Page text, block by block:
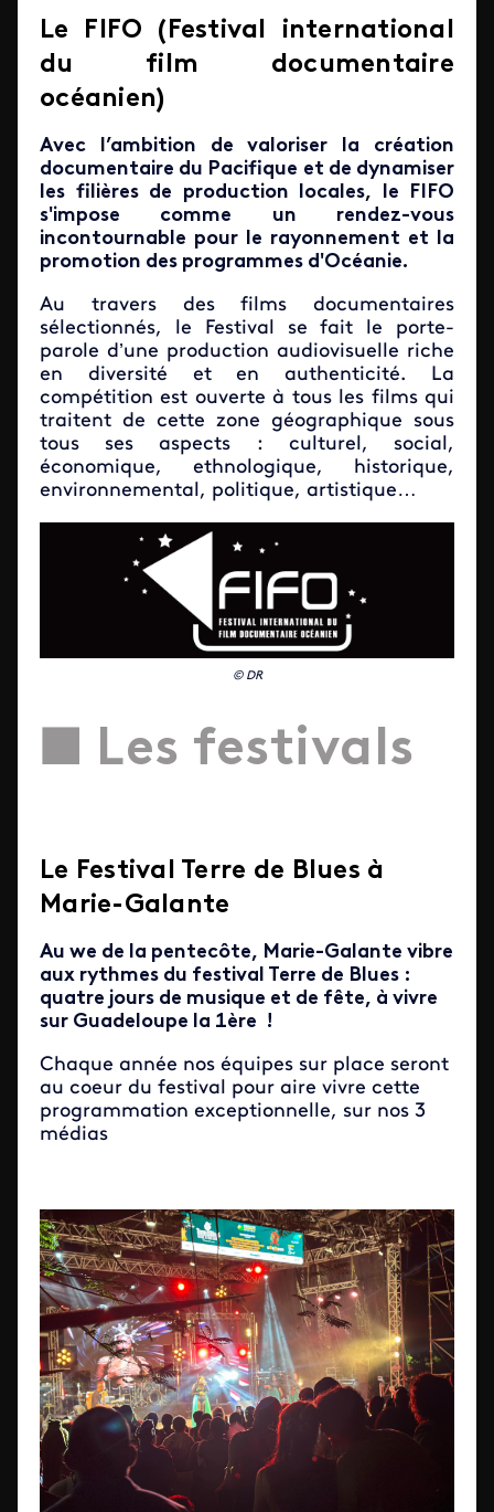
Le FIFO (Festival international
du film documentaire
océanien)
Avec l’ambition de valoriser la création
documentaire du Pacifique et de dynamiser
les filières de production locales, le FIFO
s'impose comme un rendez-vous
incontournable pour le rayonnement et la
promotion des programmes d'Océanie.
Au travers des films documentaires
sélectionnés, le Festival se fait le porte-
parole d’une production audiovisuelle riche
en diversité et en authenticité. La
compétition est ouverte à tous les films qui
traitent de cette zone géographique sous
tous ses aspects : culturel, social,
économique, ethnologique, historique,
environnemental, politique, artistique…
© DR
■ Les festivals
Le Festival Terre de Blues à
Marie-Galante
Au we de la pentecôte, Marie-Galante vibre
aux rythmes du festival Terre de Blues :
quatre jours de musique et de fête, à vivre
sur Guadeloupe la 1ère !
Chaque année nos équipes sur place seront
au coeur du festival pour aire vivre cette
programmation exceptionnelle, sur nos 3
médias